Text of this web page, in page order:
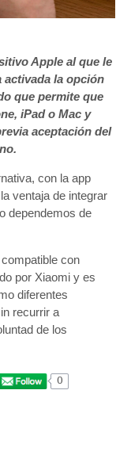
Apple al que le
activada la opción
que permite que
iPad o Mac y
aceptación del
con la app
ventaja de integrar
dependemos de
con
por Xiaomi y es
diferentes
recurrir a
de los
0